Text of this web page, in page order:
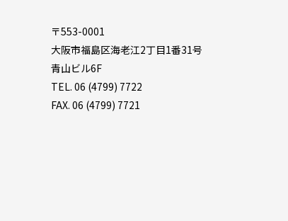
〒553-0001
大阪市福島区海老江2丁目1番31号
青山ビル6F
TEL. 06 (4799) 7722
FAX. 06 (4799) 7721